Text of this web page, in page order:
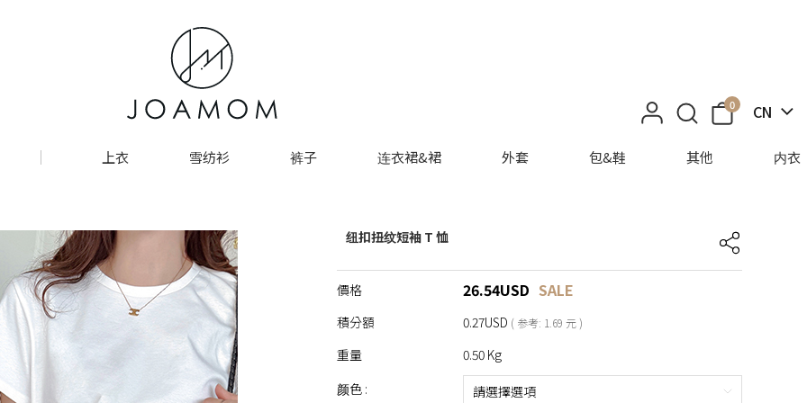
0 CN
上衣 雪纺衫 裤子 连衣裙&裙 外套 包&鞋 其他 内衣
纽扣扭纹短袖 T 恤
價格 26.54USD SALE
積分額 0.27USD ( 参考: 1.69 元 )
重量
0.50 Kg
颜色 :